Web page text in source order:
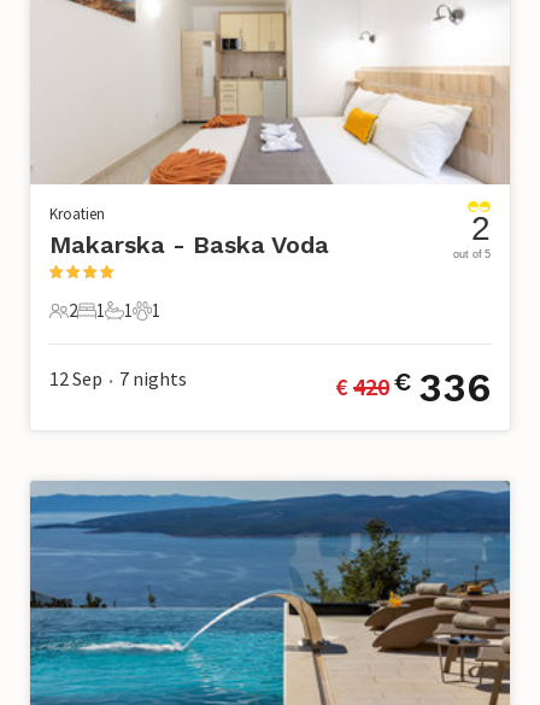
Kroatien
Makarska - Baska Voda
2 Gäste
2
1 Schlafzimmer
1
1 Badezimmer
1
1 Haustier
1
2
out of 5
12 Sep • 7 nights € 420€ 336